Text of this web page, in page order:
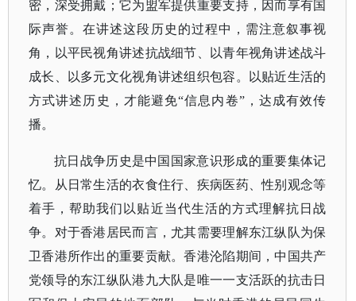
密，深受拥戴；它为盟军提供重要支持，因而享有国
际声誉。在讲述这段历史的过程中，需注意叙事视
角，以平民视角讲述抗战细节、以青年视角讲述战斗
成长、以多元文化视角讲述组织包容。以贴近生活的
方式讲述历史，才能避免“信息内卷”，达成有效传
播。
抗日战争历史是中国国家意识形成的重要集体记
忆。从日常生活的衣食住行、疾病医药、性别观念等
着手，帮助我们以贴近当代生活的方式理解抗日战
争。对于香港居民而言，尤其需要理解东江纵队为保
卫香港所作出的重要贡献。香港沦陷期间，中国共产
党领导的东江纵队港九大队是唯一一支活跃的抗击日